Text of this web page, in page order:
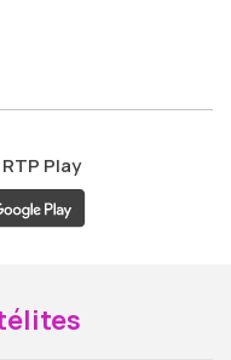
ao
RTP Play